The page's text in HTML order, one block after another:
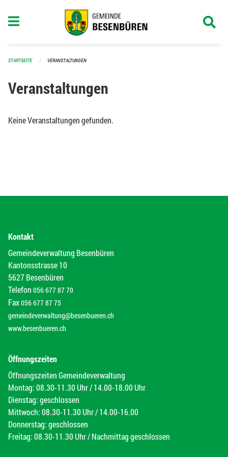
STARTSEITE VERANSTALTUNGEN
Veranstaltungen
Keine Veranstaltungen gefunden.
Kontakt
Gemeindeverwaltung Besenbüren
Kantonsstrasse 10
5627 Besenbüren
Telefon 056 677 87 70
Fax056 677 87 75
gemeindeverwaltung@besenbueren.ch
www.besenbueren.ch
Öffnungszeiten
Öffnungszeiten Gemeindeverwaltung
Montag: 08.30-11.30 Uhr / 14.00-18.00 Uhr
Dienstag: geschlossen
Mittwoch: 08.30-11.30 Uhr / 14.00-16.00
Donnerstag: geschlossen
Freitag: 08.30-11.30 Uhr / Nachmittag geschlossen